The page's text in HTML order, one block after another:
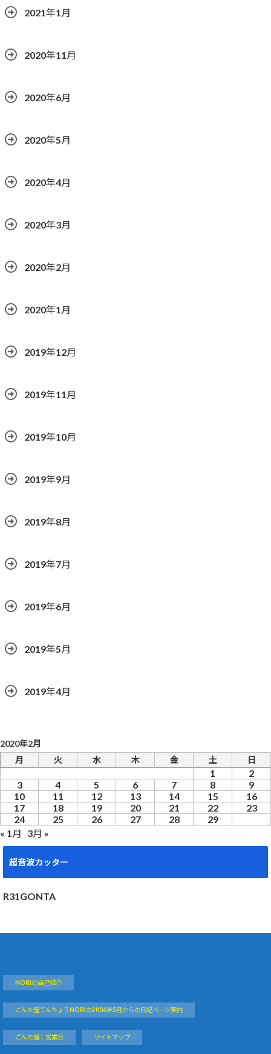
2021年1月
2020年11月
2020年6月
2020年5月
2020年4月
2020年3月
2020年2月
2020年1月
2019年12月
2019年11月
2019年10月
2019年9月
2019年8月
2019年7月
2019年6月
2019年5月
2019年4月
2020年2月
月
火 水 木 金 土 日
1
2
3
4 5 6 7 8
9
10
11 12 13 14 15
16
17
18 19 20 21 22
23
24
25 26 27 28
29
« 1月
3月 »
超音波カッター
R31GONTA
NORIの自己紹介
ごんた屋てんちょうNORIの2006年5月からの日記ページ案内
ごんた屋：営業日 サイトマップ